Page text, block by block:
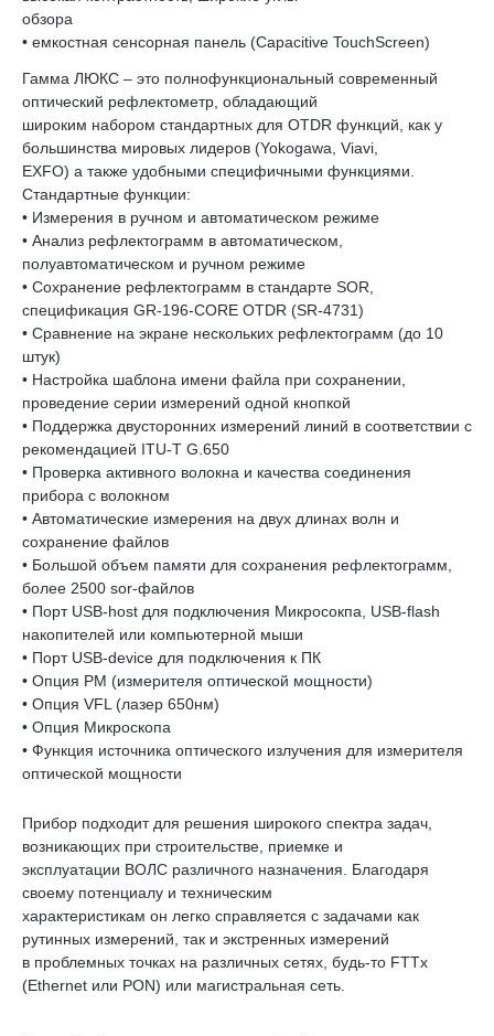
обзора
• емкостная сенсорная панель (Capacitive TouchScreen)
Гамма ЛЮКС – это полнофункциональный современный
оптический рефлектометр, обладающий
широким набором стандартных для OTDR функций, как у
большинства мировых лидеров (Yokogawa, Viavi,
EXFO) а также удобными специфичными функциями.
Стандартные функции:
• Измерения в ручном и автоматическом режиме
• Анализ рефлектограмм в автоматическом,
полуавтоматическом и ручном режиме
• Сохранение рефлектограмм в стандарте SOR,
спецификация GR-196-CORE OTDR (SR-4731)
• Сравнение на экране нескольких рефлектограмм (до 10
штук)
• Настройка шаблона имени файла при сохранении,
проведение серии измерений одной кнопкой
• Поддержка двусторонних измерений линий в соответствии с
рекомендацией ITU-T G.650
• Проверка активного волокна и качества соединения
прибора с волокном
• Автоматические измерения на двух длинах волн и
сохранение файлов
• Большой объем памяти для сохранения рефлектограмм,
более 2500 sor-файлов
• Порт USB-host для подключения Микросокпа, USB-flash
накопителей или компьютерной мыши
• Порт USB-device для подключения к ПК
• Опция PM (измерителя оптической мощности)
• Опция VFL (лазер 650нм)
• Опция Микроскопа
• Функция источника оптического излучения для измерителя
оптической мощности
Прибор подходит для решения широкого спектра задач,
возникающих при строительстве, приемке и
эксплуатации ВОЛС различного назначения. Благодаря
своему потенциалу и техническим
характеристикам он легко справляется с задачами как
рутинных измерений, так и экстренных измерений
в проблемных точках на различных сетях, будь-то FTTx
(Ethernet или PON) или магистральная сеть.